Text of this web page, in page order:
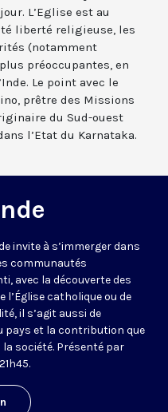
L’Eglise est au
liberté religieuse, les
(notamment
préoccupantes, en
Le point avec le
prêtre des Missions
du Sud-ouest
l’Etat du Karnataka.
invite à s’immerger dans
communautés
avec la découverte des
catholique ou de
il s’agit aussi de
pays et la contribution que
société. Présenté par